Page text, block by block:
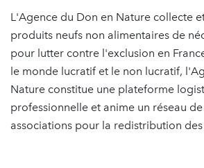
L'Agence du Don en Nature collecte
produits neufs non alimentaires de
pour lutter contre l'exclusion en
le monde lucratif et le non lucratif,
Nature constitue une plateforme
professionnelle et anime un réseau
associations pour la redistribution